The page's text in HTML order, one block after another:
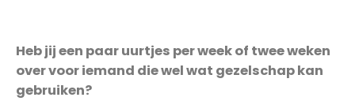
Heb jij een paar uurtjes per week of twee weken
over voor iemand die wel wat gezelschap kan
gebruiken?